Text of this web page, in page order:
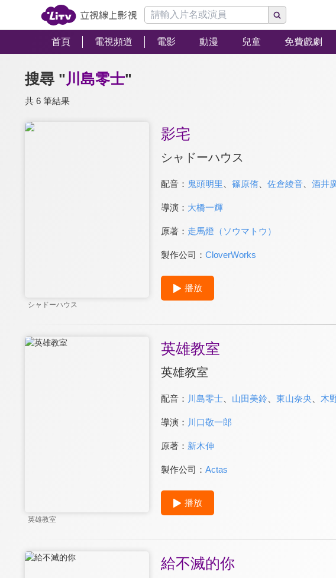
首頁 電視頻道 電影 動漫 兒童 免費戲劇
搜尋 "川島零士"
共 6 筆結果
シャドーハウス
影宅
シャドーハウス
配音： 鬼頭明里 篠原侑、 佐倉綾音、 酒井
導演： 大橋一輝
原著： 走馬燈（ソウマトウ）
製作公司： CloverWorks
播放
英雄教室
英雄教室
英雄教室
配音： 川島零士、 山田美鈴 東山奈央 木
導演： 川口敬一郎
原著： 新木伸
製作公司： Actas
播放
給不滅的你